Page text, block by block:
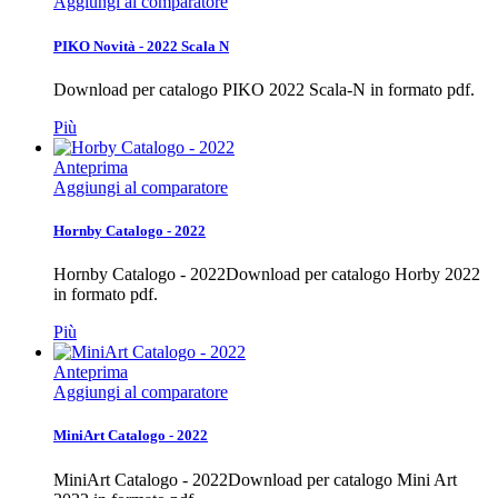
PIKO Novità - 2022 Scala N
Download per catalogo PIKO 2022 Scala-N in formato pdf.
Più
Anteprima
Aggiungi al comparatore
Hornby Catalogo - 2022
Hornby Catalogo - 2022Download per catalogo Horby 2022
in formato pdf.
Più
Anteprima
Aggiungi al comparatore
MiniArt Catalogo - 2022
MiniArt Catalogo - 2022Download per catalogo Mini Art